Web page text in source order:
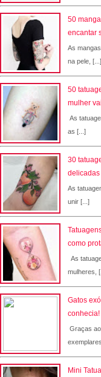
50
encantar
As
na pele, [...]
50
mulher
As
as [...]
30
As
unir [...]
como
As
mulheres,
Gatos
conhecia!
Graças
Mini